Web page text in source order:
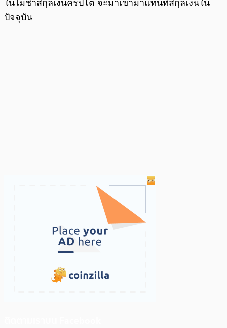
ในไม่ช้าสกุลเงินคริปโต จะมาเข้ามาแทนที่สกุลเงินใน
ปัจจุบัน